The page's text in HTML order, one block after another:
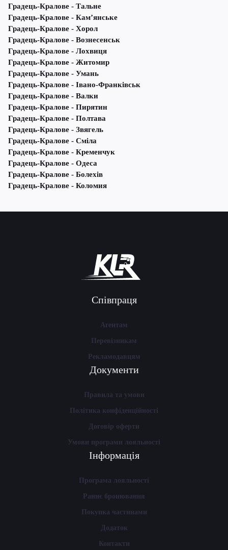
Градець-Кралове - Тальне
Градець-Кралове - Кам’янське
Градець-Кралове - Хорол
Градець-Кралове - Вознесенськ
Градець-Кралове - Лохвиця
Градець-Кралове - Житомир
Градець-Кралове - Умань
Градець-Кралове - Івано-Франківськ
Градець-Кралове - Валки
Градець-Кралове - Пирятин
Градець-Кралове - Полтава
Градець-Кралове - Звягель
Градець-Кралове - Сміла
Градець-Кралове - Кременчук
Градець-Кралове - Одеса
Градець-Кралове - Болехів
Градець-Кралове - Коломия
Співпраця
Агентам
Перевізникам
Рекламодавцям
Документи
Правила та умови
Політика конфіденційності
Договір оферти
Умови програми лояльності
Інформація
Програма лояльності
Раннє бронювання
Покупка частинами
Додаток
Контакти